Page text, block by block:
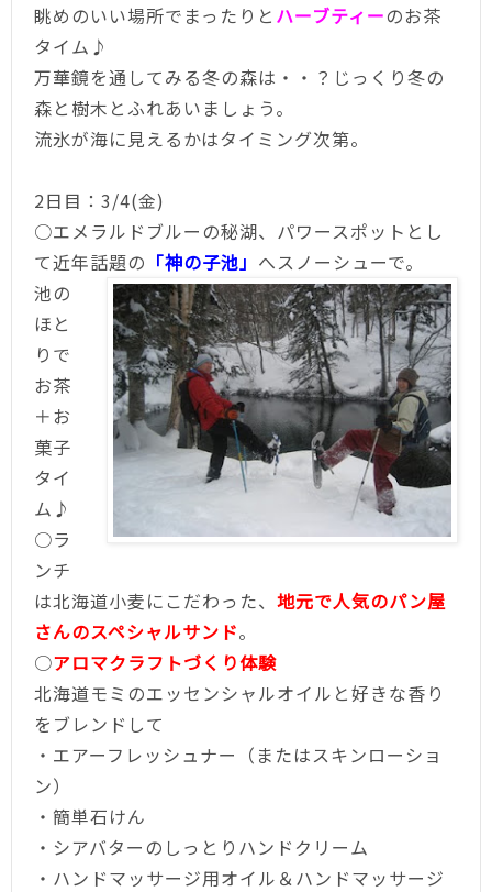
眺めのいい場所でまったりと ハーブティーのお茶
タイム♪
万華鏡を通してみる冬の森は・・？じっくり冬の
森と樹木とふれあいましょう。
流氷が海に見えるかはタイミング次第。
2日目：3/4(金)
○エメラルドブルーの秘湖、パワースポットとし
て近年話題の 「神の子池」 へスノーシューで。
池の
ほと
りで
お茶
＋お
菓子
タイ
ム♪
○ラ
ンチ
は北海道小麦にこだわった、 地元で人気のパン屋
さんのスペシャルサンド。
○アロマクラフトづくり体験
北海道モミのエッセンシャルオイルと好きな香り
をブレンドして
・エアーフレッシュナー（またはスキンローショ
ン）
・簡単石けん
・シアバターのしっとりハンドクリーム
・ハンドマッサージ用オイル＆ハンドマッサージ